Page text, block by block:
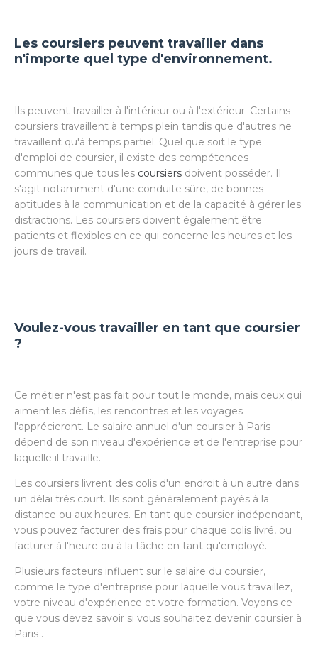
Les coursiers peuvent travailler dans
n'importe quel type d'environnement.
Ils peuvent travailler à l'intérieur ou à l'extérieur. Certains
coursiers travaillent à temps plein tandis que d'autres ne
travaillent qu'à temps partiel. Quel que soit le type
d'emploi de coursier, il existe des compétences
communes que tous les coursiers doivent posséder. Il
s'agit notamment d'une conduite sûre, de bonnes
aptitudes à la communication et de la capacité à gérer les
distractions. Les coursiers doivent également être
patients et flexibles en ce qui concerne les heures et les
jours de travail.
Voulez-vous travailler en tant que coursier
?
Ce métier n'est pas fait pour tout le monde, mais ceux qui
aiment les défis, les rencontres et les voyages
l'apprécieront. Le salaire annuel d'un coursier à Paris
dépend de son niveau d'expérience et de l'entreprise pour
laquelle il travaille.
Les coursiers livrent des colis d'un endroit à un autre dans
un délai très court. Ils sont généralement payés à la
distance ou aux heures. En tant que coursier indépendant,
vous pouvez facturer des frais pour chaque colis livré, ou
facturer à l'heure ou à la tâche en tant qu'employé.
Plusieurs facteurs influent sur le salaire du coursier,
comme le type d'entreprise pour laquelle vous travaillez,
votre niveau d'expérience et votre formation. Voyons ce
que vous devez savoir si vous souhaitez devenir coursier à
Paris .